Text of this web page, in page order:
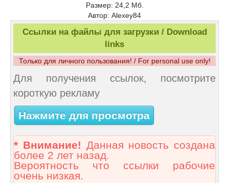
Размер: 24,2 Мб.
Автор: Alexey84
Ссылки на файлы для загрузки / Download
links
Только для личного пользования! / For personal use only!
Для получения ссылок, посмотрите
короткую рекламу
Нажмите для просмотра
* Внимание! Данная новость создана
более 2 лет назад.
Вероятность что ссылки рабочие
очень низкая.